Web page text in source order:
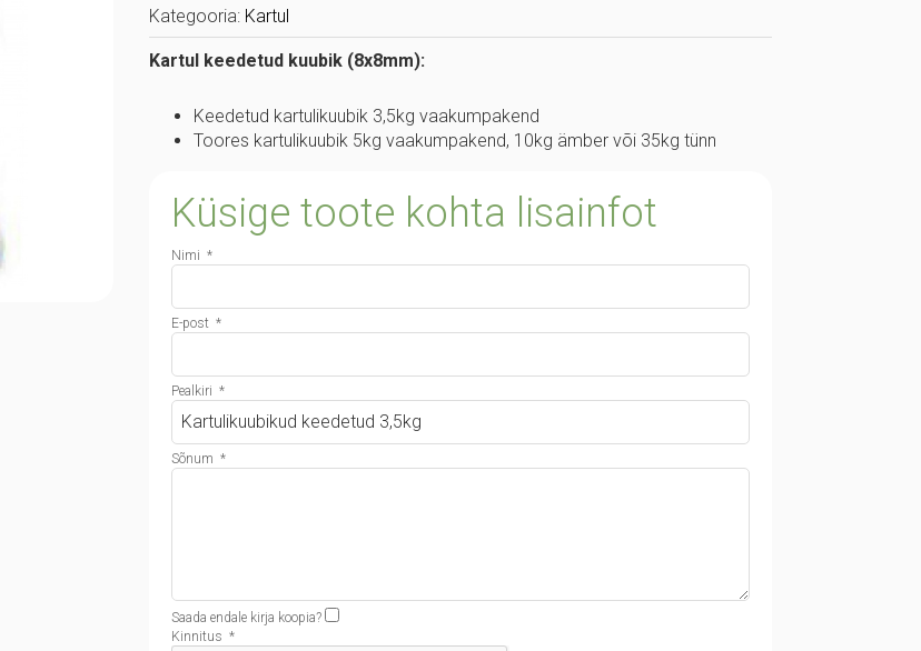
Kategooria: Kartul
Kartul keedetud kuubik (8x8mm):
Keedetud kartulikuubik 3,5kg vaakumpakend
Toores kartulikuubik 5kg vaakumpakend, 10kg ämber või 35kg tünn
Küsige toote kohta lisainfot
Nimi *
E-post *
Pealkiri *
Sõnum *
Saada endale kirja koopia?
Kinnitus *